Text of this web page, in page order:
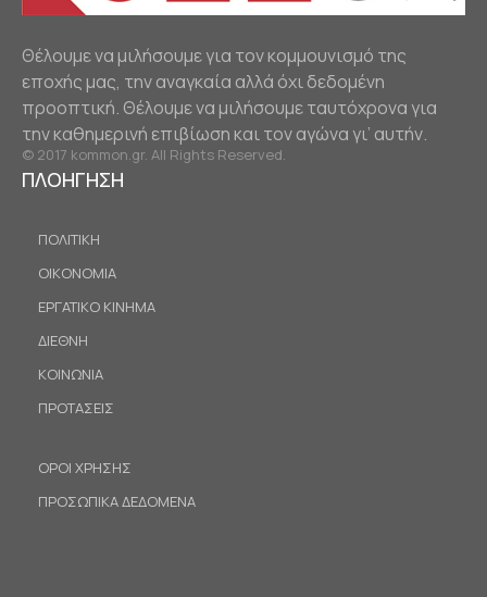
Θέλουμε να μιλήσουμε για τον κομμουνισμό της
εποχής μας, την αναγκαία αλλά όχι δεδομένη
προοπτική. Θέλουμε να μιλήσουμε ταυτόχρονα για
την καθημερινή επιβίωση και τον αγώνα γι’ αυτήν.
© 2017 kommon.gr. All Rights Reserved.
ΠΛΟΗΓΗΣΗ
ΠΟΛΙΤΙΚΗ
ΟΙΚΟΝΟΜΙΑ
ΕΡΓΑΤΙΚΟ ΚΙΝΗΜΑ
ΔΙΕΘΝΗ
ΚΟΙΝΩΝΙΑ
ΠΡΟΤΑΣΕΙΣ
ΟΡΟΙ ΧΡΗΣΗΣ
ΠΡΟΣΩΠΙΚΑ ΔΕΔΟΜΕΝΑ